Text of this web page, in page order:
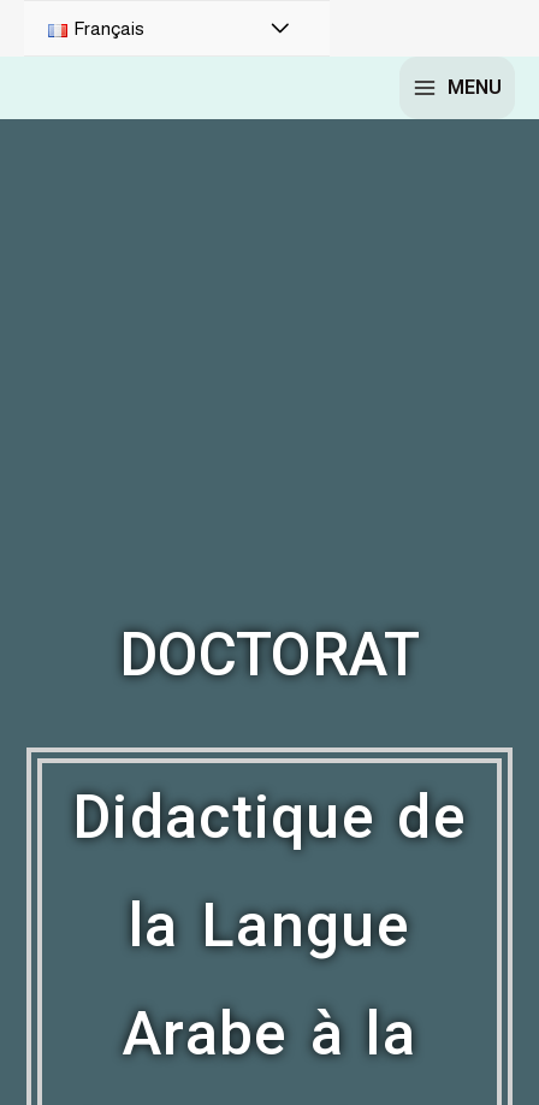
Français
MENU
DOCTORAT
Didactique de
la Langue
Arabe à la